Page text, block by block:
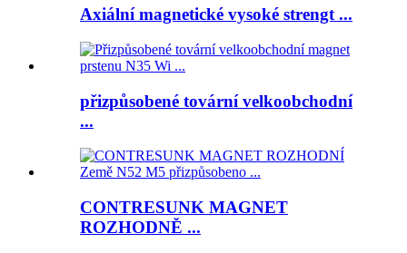
Axiální magnetické vysoké strengt ...
přizpůsobené tovární velkoobchodní
...
CONTRESUNK MAGNET
ROZHODNĚ ...